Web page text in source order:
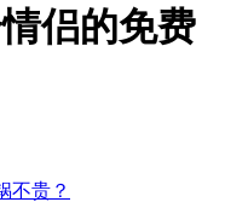
侣的免费
不贵？